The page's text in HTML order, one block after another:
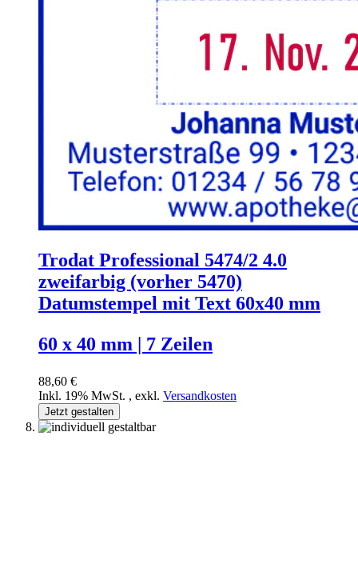
Trodat Professional 5474/2 4.0
zweifarbig (vorher 5470)
Datumstempel mit Text 60x40 mm
60 x 40 mm | 7 Zeilen
88,60 €
Inkl. 19% MwSt. , exkl. Versandkosten
Jetzt gestalten